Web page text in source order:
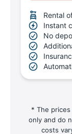
Rental
Instant
No
* The
only and do
costs